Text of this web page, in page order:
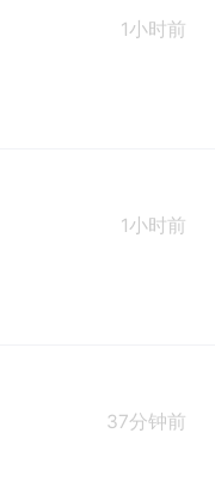
1小时前
1小时前
37分钟前